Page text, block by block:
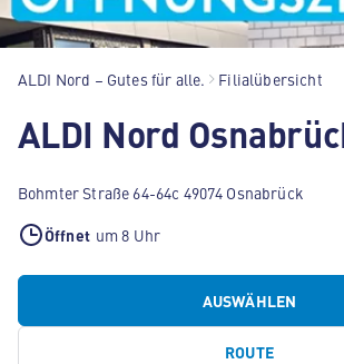
ALDI Nord – Gutes für alle. Filialübersicht
ALDI Nord
Bohmter Straße 64-64c 49074 Osnabrück
Öffnet um 8 Uhr
AUSWÄHLEN
ROUTE